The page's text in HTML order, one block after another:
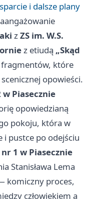
i dalsze plany
zZS im. W.S.
z etiudą „Skąd
które
opowieści.
w Piasecznie
opowiedzianą
pokoju, która w
i pustce po odejściu
nr 1 w Piasecznie
Stanisława Lema
komiczny proces,
człowiekiem a